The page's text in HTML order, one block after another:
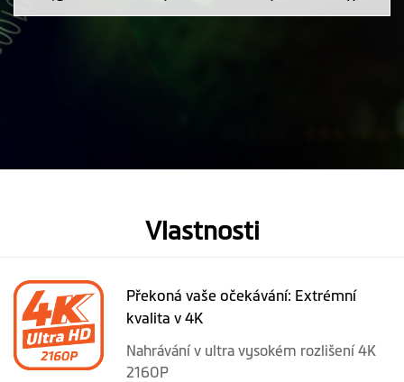
Vlastnosti
Překoná vaše očekávání: Extrémní
kvalita v 4K
Nahrávání v ultra vysokém rozlišení 4K
2160P